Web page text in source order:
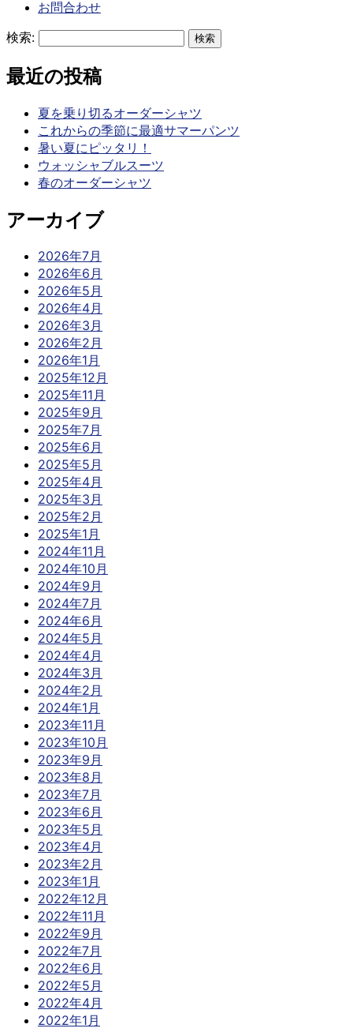
お問合わせ
検索:
最近の投稿
夏を乗り切るオーダーシャツ
これからの季節に最適サマーパンツ
暑い夏にピッタリ！
ウォッシャブルスーツ
春のオーダーシャツ
アーカイブ
2026年7月
2026年6月
2026年5月
2026年4月
2026年3月
2026年2月
2026年1月
2025年12月
2025年11月
2025年9月
2025年7月
2025年6月
2025年5月
2025年4月
2025年3月
2025年2月
2025年1月
2024年11月
2024年10月
2024年9月
2024年7月
2024年6月
2024年5月
2024年4月
2024年3月
2024年2月
2024年1月
2023年11月
2023年10月
2023年9月
2023年8月
2023年7月
2023年6月
2023年5月
2023年4月
2023年2月
2023年1月
2022年12月
2022年11月
2022年9月
2022年7月
2022年6月
2022年5月
2022年4月
2022年1月